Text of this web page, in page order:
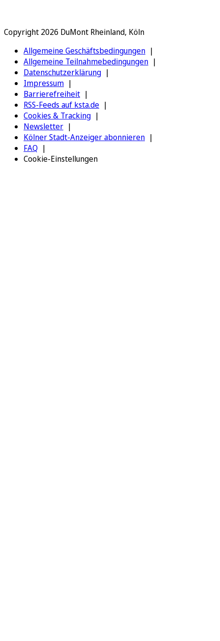
Copyright 2026 DuMont Rheinland, Köln
Allgemeine Geschäftsbedingungen
Allgemeine Teilnahmebedingungen
Datenschutzerklärung
Impressum
Barrierefreiheit
RSS-Feeds auf ksta.de
Cookies & Tracking
Newsletter
Kölner Stadt-Anzeiger abonnieren
FAQ
Cookie-Einstellungen